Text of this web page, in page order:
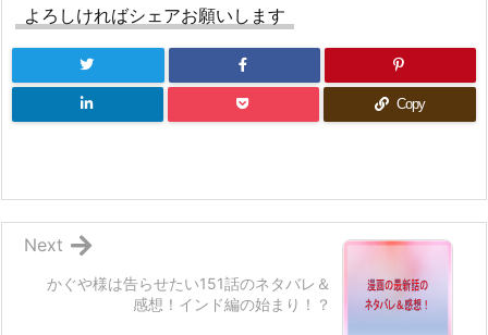
よろしければシェアお願いします
Copy
かぐや様は告らせたい151話のネタバレ＆
感想！インド編の始まり！？
Next